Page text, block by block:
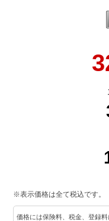
※表示価格は全て税込です。
価格には保険料、税金、登録